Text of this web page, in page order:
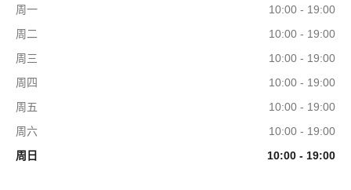
周一
10:00 - 19:00
周二
10:00 - 19:00
周三
10:00 - 19:00
周四
10:00 - 19:00
周五
10:00 - 19:00
周六
10:00 - 19:00
周日
10:00 - 19:00